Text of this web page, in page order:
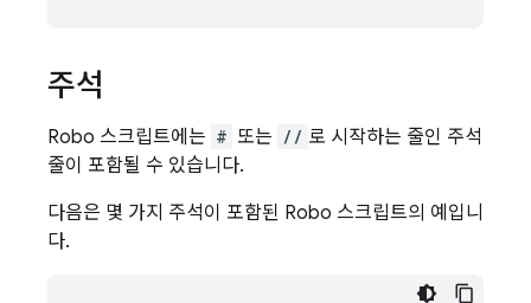
주석
Robo 스크립트에는 # 또는 // 로 시작하는 줄인 주석
줄이 포함될 수 있습니다.
다음은 몇 가지 주석이 포함된 Robo 스크립트의 예입니
다.